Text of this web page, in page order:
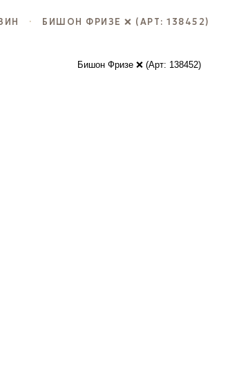
· БИШОН ФРИЗЕ ❌️ (АРТ: 138452)